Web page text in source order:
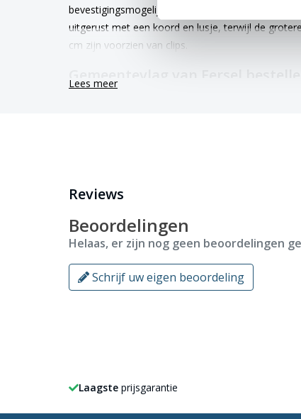
bevestigingsmogelijkheden. De vlaggen van
uitgerust met een koord en lusje, terwijl de
cm zijn voorzien van clips.
Bij ons heb je keuze uit alle
Lees meer
Reviews
Beoordelingen
Helaas, er zijn nog geen beoordelingen
Schrijf uw eigen beoordeling
Laagste prijsgarantie